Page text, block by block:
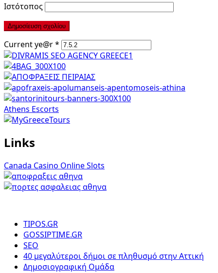
Ιστότοπος
Current ye@r*
Athens Escorts
Links
Canada Casino Online Slots
TIPOS.GR
GOSSIPTIME.GR
SEO
40 μεγαλύτεροι δήμοι σε πληθυσμό στην Αττική
Δημοσιογραφική Ομάδα